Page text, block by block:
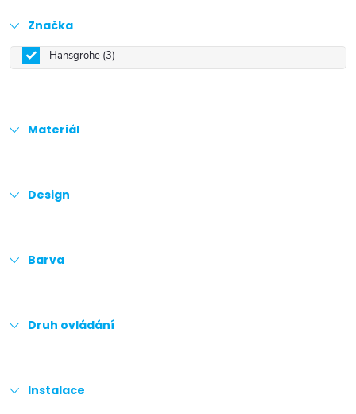
Značka
Hansgrohe 3
Materiál
Design
Barva
Druh ovládání
Instalace